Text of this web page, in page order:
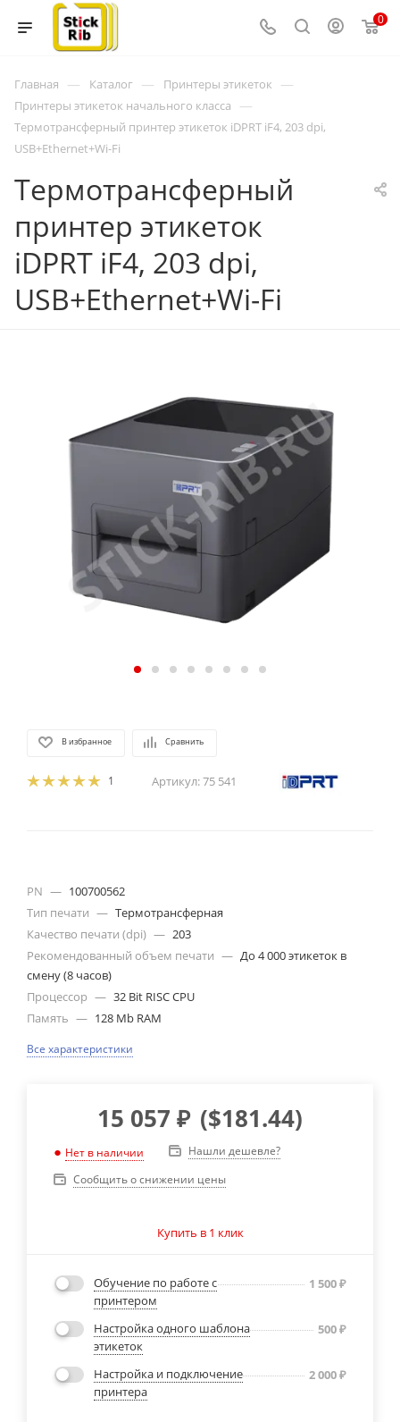
0
Главная — Каталог — Принтеры этикеток —
Принтеры этикеток начального класса —
Термотрансферный принтер этикеток iDPRT iF4, 203 dpi,
USB+Ethernet+Wi-Fi
Термотрансферный
принтер этикеток
iDPRT iF4, 203 dpi,
USB+Ethernet+Wi-Fi
В избранное Сравнить
1 Артикул:75 541
PN — 100700562
Тип печати — Термотрансферная
Качество печати (dpi) — 203
Рекомендованный объем печати — До 4 000 этикеток в
смену (8 часов)
Процессор — 32 Bit RISC CPU
Память — 128 Mb RAM
Все характеристики
15 057 ₽ ($181.44)
Нет в наличии
Нашли дешевле?
Сообщить о снижении цены
Купить в 1 клик
Обучение по работе с
принтером
1 500₽
Настройка одного шаблона
этикеток
500₽
Настройка и подключение
принтера
2 000₽